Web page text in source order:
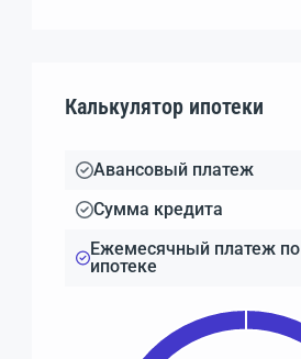
Калькулятор ипотеки
Авансовый платеж
Сумма кредита
Ежемесячный платеж по
ипотеке